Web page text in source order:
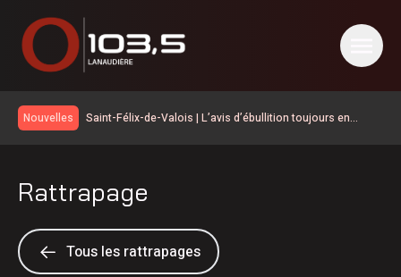
Nouvelles
Saint-Félix-de-Valois | L’avis d’ébullition toujours en
Ville Saint-Gabriel | Appel à la vigilance contre de faux
évaluateurs
60eanniversaire pour Les Éleveurs de porcs de
Lanaudière–Outaouais–Laurentides
La Ville de Terrebonne à la recherche de reptiles et
Rattrapage
Tous les rattrapages